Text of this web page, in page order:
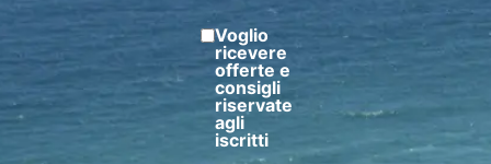
Voglio
ricevere
offerte e
consigli
riservate
agli
iscritti